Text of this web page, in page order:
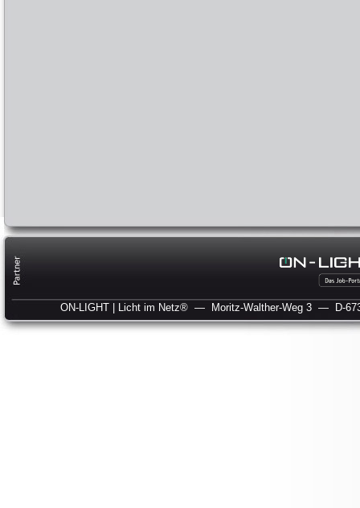
ON-LIGHT | Licht im Netz® — Moritz-Walther-Weg 3 — D-